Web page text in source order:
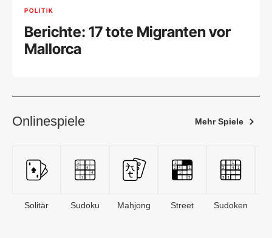
POLITIK
Berichte: 17 tote Migranten vor
Mallorca
Onlinespiele Mehr Spiele
Solitär Sudoku Mahjong Street Sudoken